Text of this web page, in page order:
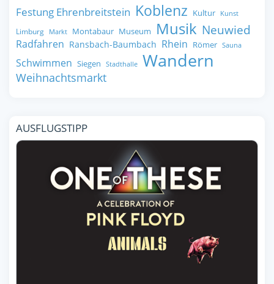
Festung Ehrenbreitstein Koblenz Kultur Kunst
Limburg Markt Montabaur Museum Musik Neuwied
Radfahren Ransbach-Baumbach Rhein Römer Sauna
Schwimmen Siegen Stadthalle Wandern
Weihnachtsmarkt
AUSFLUGSTIPP